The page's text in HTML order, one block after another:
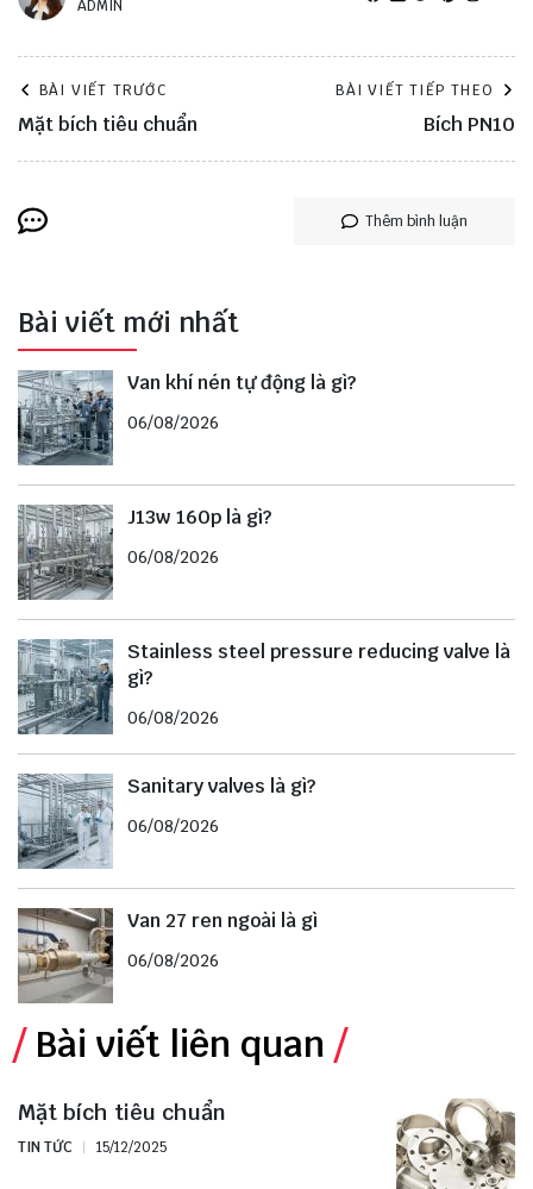
ADMIN
BÀI VIẾT TRƯỚC
Mặt bích tiêu chuẩn
BÀI VIẾT TIẾP THEO
Bích PN10
Thêm bình luận
Bài viết mới nhất
Van khí nén tự động là gì?
06/08/2026
J13w 160p là gì?
06/08/2026
Stainless steel pressure reducing valve là
gì?
06/08/2026
Sanitary valves là gì?
06/08/2026
Van 27 ren ngoài là gì
06/08/2026
Bài viết liên quan
Mặt bích tiêu chuẩn
TIN TỨC 15/12/2025